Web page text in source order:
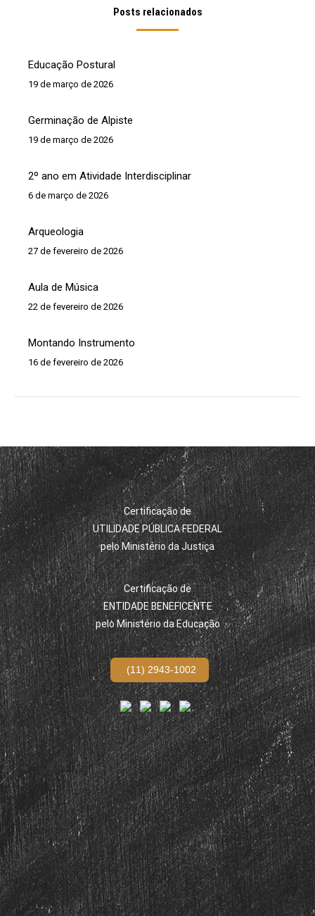
Posts relacionados
Educação Postural
19 de março de 2026
Germinação de Alpiste
19 de março de 2026
2º ano em Atividade Interdisciplinar
6 de março de 2026
Arqueologia
27 de fevereiro de 2026
Aula de Música
22 de fevereiro de 2026
Montando Instrumento
16 de fevereiro de 2026
Certificação de
UTILIDADE PÚBLICA FEDERAL
pelo Ministério da Justiça
Certificação de
ENTIDADE BENEFICENTE
pelo Ministério da Educação
(11) 2943-1002